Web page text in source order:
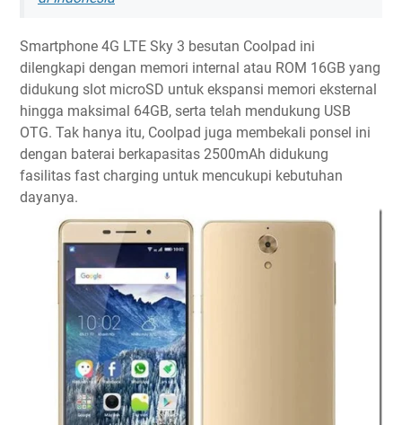
Smartphone 4G LTE Sky 3 besutan Coolpad ini
dilengkapi dengan memori internal atau ROM 16GB yang
didukung slot microSD untuk ekspansi memori eksternal
hingga maksimal 64GB, serta telah mendukung USB
OTG. Tak hanya itu, Coolpad juga membekali ponsel ini
dengan baterai berkapasitas 2500mAh didukung
fasilitas fast charging untuk mencukupi kebutuhan
dayanya.